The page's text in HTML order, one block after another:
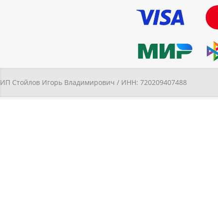
ИП Стойлов Игорь Владимирович / ИНН: 720209407488